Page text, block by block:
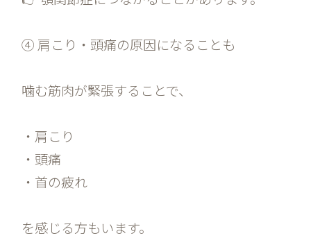
④ 肩こり・頭痛の原因になることも
噛む筋肉が緊張することで、
・肩こり
・頭痛
・首の疲れ
を感じる方もいます。